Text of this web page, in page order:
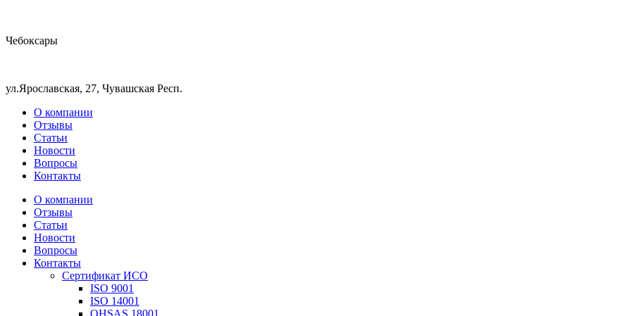
Чебоксары
ул.Ярославская, 27, Чувашская Респ.
О компании
Отзывы
Статьи
Новости
Вопросы
Контакты
О компании
Отзывы
Статьи
Новости
Вопросы
Контакты
Сертификат ИСО
ISO 9001
ISO 14001
OHSAS 18001